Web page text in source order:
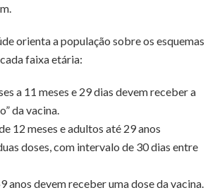
orienta a população sobre os esquemas
faixa etária:
a 11 meses e 29 dias devem receber a
da vacina.
12 meses e adultos até 29 anos
doses, com intervalo de 30 dias entre
anos devem receber uma dose da vacina.